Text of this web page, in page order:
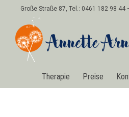
Große Straße 87, Tel.: 0461 182 98 44
Therapie Preise